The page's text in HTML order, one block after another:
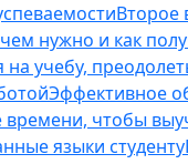
Второе
нужно и как
на учебу,
Эффективное
времени, чтобы
языки студенту